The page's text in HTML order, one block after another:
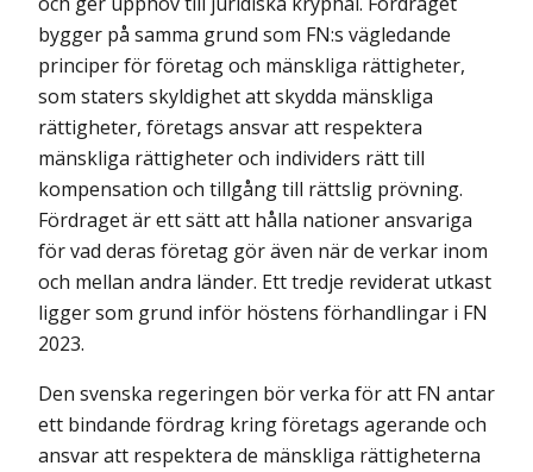
bygger på samma grund som FN:s vägledande
principer för företag och mänskliga rättigheter,
som staters skyldighet att skydda mänskliga
rättigheter, företags ansvar att respektera
mänskliga rättigheter och individers rätt till
kompensation och tillgång till rättslig prövning.
Fördraget är ett sätt att hålla nationer ansvariga
för vad deras företag gör även när de verkar inom
och mellan andra länder. Ett tredje reviderat utkast
ligger som grund inför höstens förhandlingar i FN
2023.
Den svenska regeringen bör verka för att FN antar
ett bindande fördrag kring före­tags agerande och
ansvar att respektera de mänskliga rättigheterna